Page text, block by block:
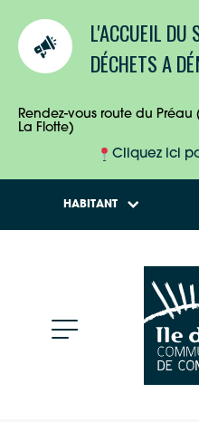
L'ACCUEIL DU
DÉCHETS A
Rendez-vous route du
La Flotte)
Cliquez ici
HABITANT
ENTREPRISES